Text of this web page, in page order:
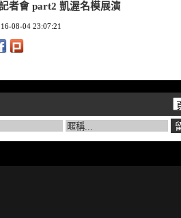
者會 part2 凱渥名模展演
08-04 23:07:21